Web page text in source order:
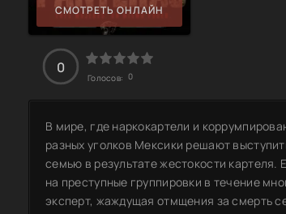
СМОТРЕТЬ ОНЛАЙН
0
Голосов: 0
В мире, где наркокартели и
разных уголков Мексики решают
семью в результате жестокости
на преступные группировки в течение
эксперт, жаждущая отмщения за смерть